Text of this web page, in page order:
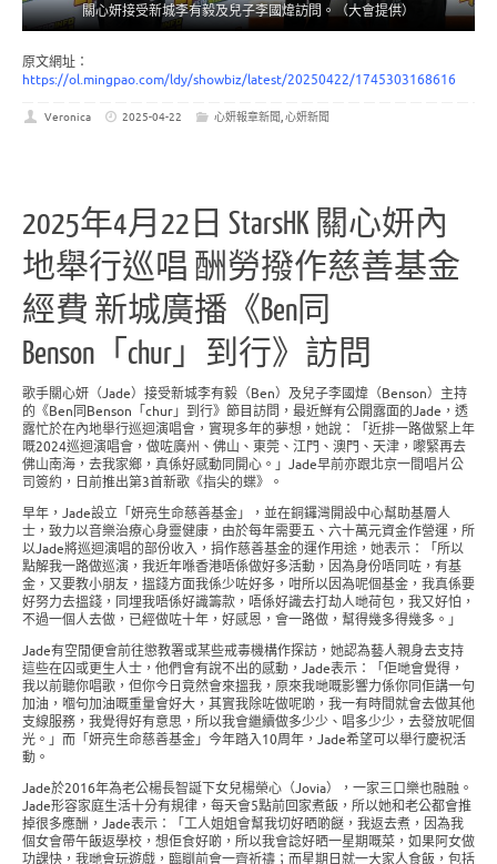
關心妍接受新城李有毅及兒子李國煒訪問。（大會提供）
原文網址：
https://ol.mingpao.com/ldy/showbiz/latest/20250422/1745303168616
Veronica 2025-04-22 心妍報章新聞,心妍新聞
2025年4月22日 StarsHK 關心妍內
地舉行巡唱 酬勞撥作慈善基金
經費 新城廣播《Ben同
Benson「chur」到行》訪問
歌手關心妍（Jade）接受新城李有毅（Ben）及兒子李國煒（Benson）主持
的《Ben同Benson「chur」到行》節目訪問，最近鮮有公開露面的Jade，透
露忙於在內地舉行巡迴演唱會，實現多年的夢想，她說：「近排一路做緊上年
嘅2024巡迴演唱會，做咗廣州、佛山、東莞、江門、澳門、天津，嚟緊再去
佛山南海，去我家鄉，真係好感動同開心。」Jade早前亦跟北京一間唱片公
司簽約，日前推出第3首新歌《指尖的蝶》。
早年，Jade設立「妍亮生命慈善基金」，並在銅鑼灣開設中心幫助基層人
士，致力以音樂治療心身靈健康，由於每年需要五、六十萬元資金作營運，所
以Jade將巡迴演唱的部份收入，捐作慈善基金的運作用途，她表示：「所以
點解我一路做巡演，我近年喺香港唔係做好多活動，因為身份唔同咗，有基
金，又要教小朋友，搵錢方面我係少咗好多，咁所以因為呢個基金，我真係要
好努力去搵錢，同埋我唔係好識籌款，唔係好識去打劫人哋荷包，我又好怕，
不過一個人去做，已經做咗十年，好感恩，會一路做，幫得幾多得幾多。」
Jade有空閒便會前往懲教署或某些戒毒機構作探訪，她認為藝人親身去支持
這些在囚或更生人士，他們會有說不出的感動，Jade表示：「佢哋會覺得，
我以前聽你唱歌，但你今日竟然會來搵我，原來我哋嘅影響力係你同佢講一句
加油，嗰句加油嘅重量會好大，其實我除咗做呢啲，我一有時間就會去做其他
支線服務，我覺得好有意思，所以我會繼續做多少少、唱多少少，去發放呢個
光。」而「妍亮生命慈善基金」今年踏入10周年，Jade希望可以舉行慶祝活
動。
Jade於2016年為老公楊長智誕下女兒楊榮心（Jovia），一家三口樂也融融。
Jade形容家庭生活十分有規律，每天會5點前回家煮飯，所以她和老公都會推
掉很多應酬，Jade表示：「工人姐姐會幫我切好晒啲餸，我返去煮，因為我
個女會帶午飯返學校，想佢食好啲，所以我會諗好晒一星期嘅菜，如果阿女做
功課快，我哋會玩遊戲，臨瞓前會一齊祈禱；而星期日就一大家人食飯，包括